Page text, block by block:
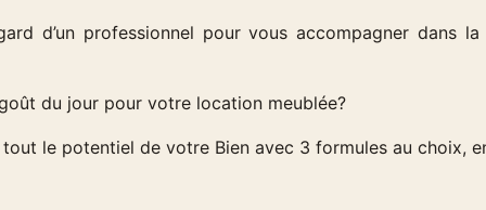
d’un professionnel pour vous accompagner dans
du jour pour votre location meublée?
le potentiel de votre Bien avec 3 formules au choix,